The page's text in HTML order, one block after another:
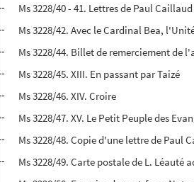
Ms 3228/40 - 41. Lettres de Paul
Ms 3228/42. Avec le Cardinal Bea,
Ms 3228/44. Billet de remerciement de
Ms 3228/45. XIII. En passant par Taizé
Ms 3228/46. XIV. Croire
Ms 3228/47. XV. Le Petit Peuple des
Ms 3228/48. Copie d'une lettre de Paul
Ms 3228/49. Carte postale de L. Léauté